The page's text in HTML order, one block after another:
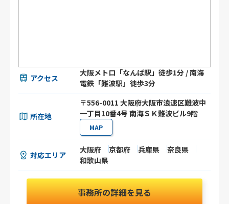
アクセス
大阪メトロ「なんば駅」徒歩1分 / 南海
電鉄「難波駅」徒歩3分
所在地
〒556-0011 大阪府大阪市浪速区難波中
一丁目10番4号 南海ＳＫ難波ビル9階
MAP
対応エリア
大阪府 京都府 兵庫県
奈良県
和歌山県
事務所の詳細を見る